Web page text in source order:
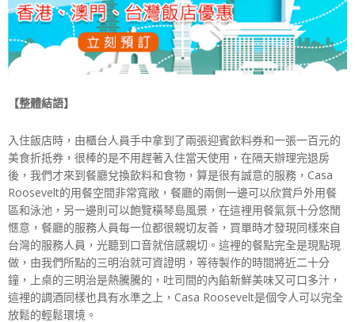
【整體結語】
入住飯店時，由櫃台人員手中拿到了兩張迎賓飲料券和一張一百元的
美食折抵券，很棒的是不用趕著入住當天使用，在隔天辦理完退房
後，我們才來到餐廳兌換飲料和食物，算是很有誠意的服務，Casa
Roosevelt的用餐空間非常寬敞，餐廳的兩側一邊可以欣賞戶外用餐
區和泳池，另一邊則可以飽覽橫琴島風景，在這裡用餐氣氛十分悠閒
愜意，餐廳的服務人員每一位都很親切友善，買單時才發現同樣來自
台灣的服務人員，光聽到口音就倍感親切。這裡的餐點完全是現點現
做，由我們所點的三明治就可資證明，等待製作的時間將近二十分
鐘，上桌的三明治是熱騰騰的，吐司間的內餡新鮮美味又可口多汁，
這裡的調酒同樣也具有水準之上，Casa Roosevelt是個令人可以完全
放鬆的輕鬆環境。